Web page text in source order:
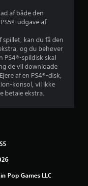
s
t
j
e
r
n
af både den
udgave af
spillet, kan du få den
og du behøver
PS4®-spildisk skal
de vil downloade
af en PS4®-disk,
konsol, vil ikke
betale ekstra.
Pop Games LLC